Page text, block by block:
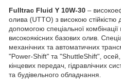
Fulltrac Fluid Y 10W-30 –
олива (UTTO) з високою стійкістю
допомогою спеціальної
високоякісних базових олив.
механічних та автоматичних
"Power-Shift" та "ShuttleShift", осей,
кінцевих передач, гідравлічних
та будівельного обладнання.